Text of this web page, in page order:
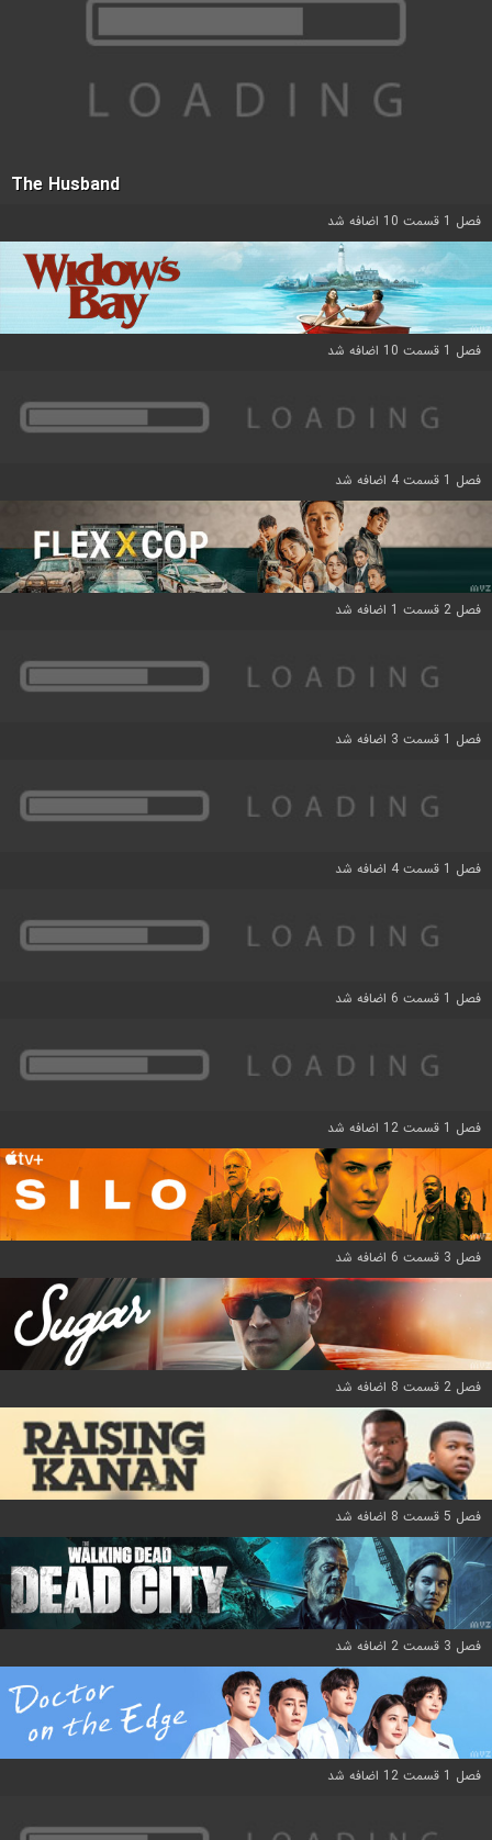
The Husband
فصل 1 قسمت 10 اضافه شد
فصل 1 قسمت 10 اضافه شد
فصل 1 قسمت 4 اضافه شد
فصل 2 قسمت 1 اضافه شد
فصل 1 قسمت 3 اضافه شد
فصل 1 قسمت 4 اضافه شد
فصل 1 قسمت 6 اضافه شد
فصل 1 قسمت 12 اضافه شد
فصل 3 قسمت 6 اضافه شد
فصل 2 قسمت 8 اضافه شد
فصل 5 قسمت 8 اضافه شد
فصل 3 قسمت 2 اضافه شد
فصل 1 قسمت 12 اضافه شد